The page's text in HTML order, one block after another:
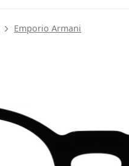
Emporio Armani